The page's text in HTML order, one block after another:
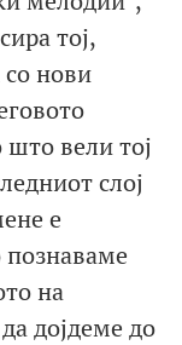
тој,
нови
вели тој
слој
е
на
дојдеме до